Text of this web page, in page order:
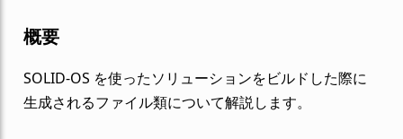
概要
SOLID-OS を使ったソリューションをビルドした際に
生成されるファイル類について解説します。